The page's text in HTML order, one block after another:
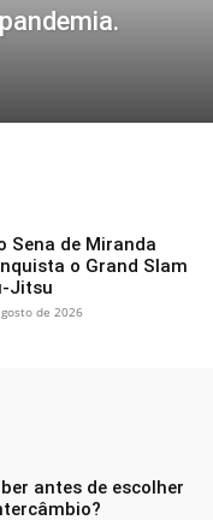
Sena de Miranda
o Grand Slam
Jitsu
de 2026
antes de escolher